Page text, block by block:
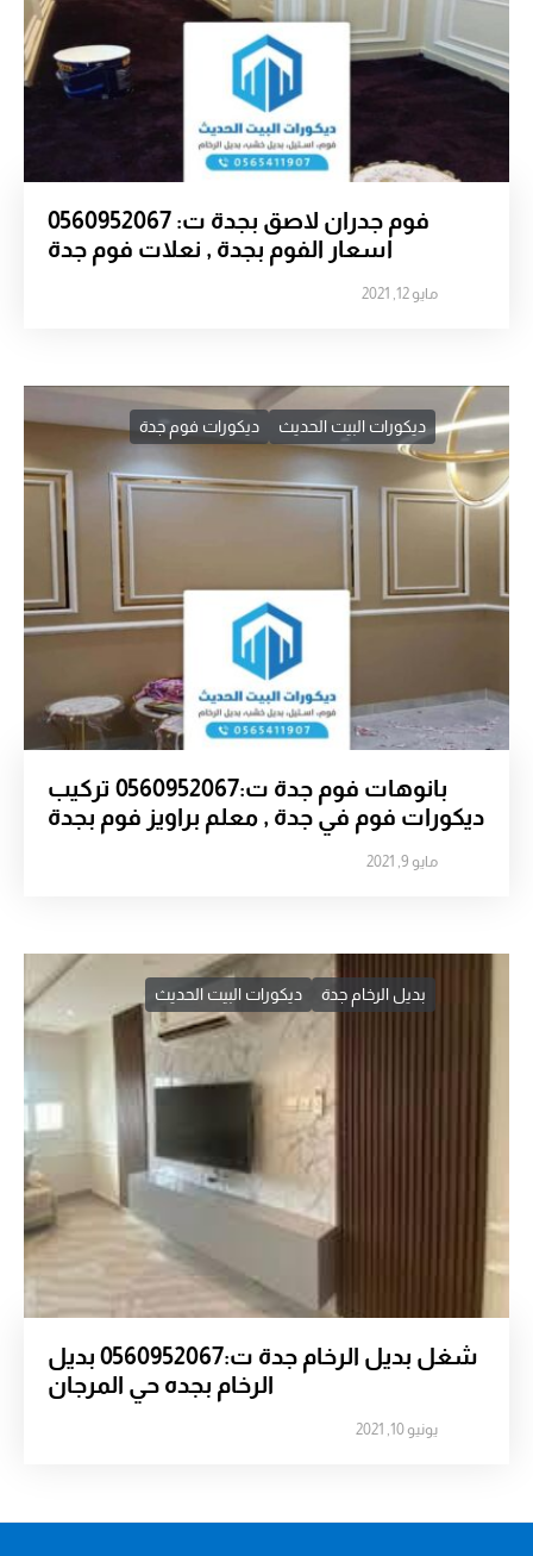
فوم جدران لاصق بجدة ت: 0560952067
اسعار الفوم بجدة , نعلات فوم جدة
مايو 12, 2021
ديكورات البيت الحديث ديكورات فوم جدة
بانوهات فوم جدة ت:0560952067 تركيب
ديكورات فوم في جدة , معلم براويز فوم بجدة
مايو 9, 2021
بديل الرخام جدة ديكورات البيت الحديث
شغل بديل الرخام جدة ت:0560952067 بديل
الرخام بجده حي المرجان
يونيو 10, 2021